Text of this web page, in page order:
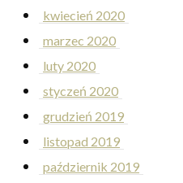
kwiecień 2020
marzec 2020
luty 2020
styczeń 2020
grudzień 2019
listopad 2019
październik 2019